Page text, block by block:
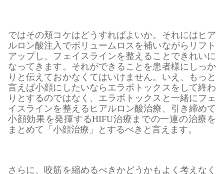
ではその頬コケはどうすればよいか。それにはヒア
ルロン酸注入でボリュームロスを補いながらリフト
アップし、フェイスラインを整えることできれいに
なってきます。それができることを患者様にしっか
りと伝えておかなくてはいけません。いえ、もっと
言えば小顔にしたいならエラボトックスをして終わ
りとするのではなく、エラボトックスと一緒にフェ
イスラインを整えるヒアルロン酸治療、引き締めて
小顔効果を発揮するHIFU治療までの一連の治療を
まとめて「小顔治療」とするべきと言えます。
さらに、咬筋を縮めるべきかどうかもよく考えなく